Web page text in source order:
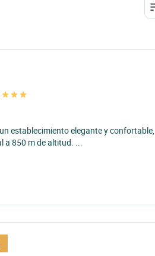
establecimiento elegante y confortable,
a 850 m de altitud. ...